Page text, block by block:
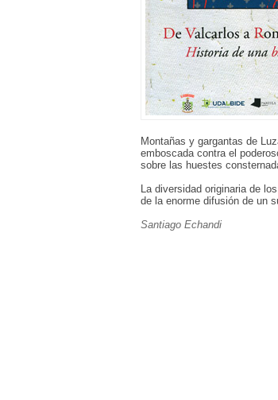
Montañas y gargantas de
emboscada contra el
sobre las huestes
La diversidad originaria de
de la enorme difusión de un
Santiago Echandi